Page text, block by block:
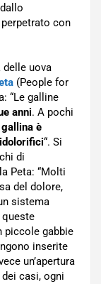
con
delle uova
(People for
“Le galline
anni. A pochi
è
“. Si
di
Peta: “Molti
del dolore,
sistema
piccole gabbie
inserite
un’apertura
casi, ogni